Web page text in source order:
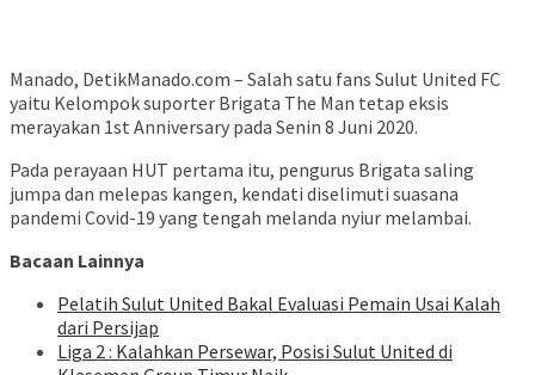
Manado, DetikManado.com – Salah satu fans Sulut United FC
yaitu Kelompok suporter Brigata The Man tetap eksis
merayakan 1st Anniversary pada Senin 8 Juni 2020.
Pada perayaan HUT pertama itu, pengurus Brigata saling
jumpa dan melepas kangen, kendati diselimuti suasana
pandemi Covid-19 yang tengah melanda nyiur melambai.
Bacaan Lainnya
Pelatih Sulut United Bakal Evaluasi Pemain Usai Kalah
dari Persijap
Liga 2 : Kalahkan Persewar, Posisi Sulut United di